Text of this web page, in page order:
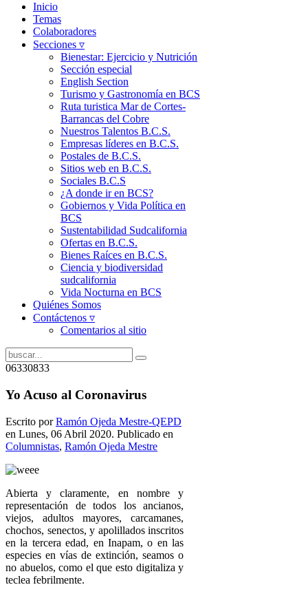
Inicio
Temas
Colaboradores
Secciones ▿
Bienestar: Ejercicio y Nutrición
Sección especial
English Section
Turismo y Gastronomía en BCS
Ruta turistica Mar de Cortes-
Barrancas del Cobre
Nuestros Talentos B.C.S.
Empresas líderes en B.C.S.
Postales de B.C.S.
Sitios web en B.C.S.
Sociales B.C.S
¿A donde ir en BCS?
Gobiernos y Vida Política en
BCS
Sustentabilidad Sudcalifornia
Ofertas en B.C.S.
Bienes Raíces en B.C.S.
Ciencia y biodiversidad
sudcalifornia
Vida Nocturna en BCS
Quiénes Somos
Contáctenos ▿
Comentarios al sitio
06330833
Yo Acuso al Coronavirus
Escrito porRamón Ojeda Mestre-QEPD
en Lunes, 06 Abril 2020. Publicado en
Columnistas, Ramón Ojeda Mestre
Abierta y claramente, en nombre y
representación de todos los ancianos,
viejos, adultos mayores, carcamanes,
chochos, senectos, y apolillados inscritos
en la tercera edad, en Inapam, o en las
especies en vías de extinción, seamos o
no abuelos, como el que esto digitaliza y
teclea febrilmente.